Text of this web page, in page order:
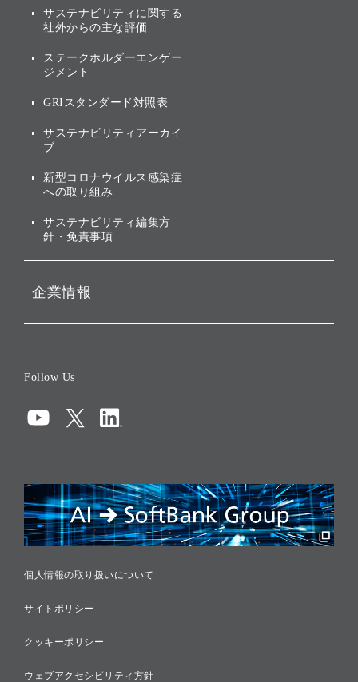
[AI] What dreams are made
その他
グループ企業一覧
業績・財務
アニュアルレポート
株主・投資家情報（IR）に
トップメッセージ
サステナビリティの考え方
ガバナンス
投資先のサステナビリティ
サステナビリティに関する
社外からの主な評価
ステークホルダーエンゲー
ジメント
GRIスタンダード対照表
サステナビリティアーカイ
ブ
新型コロナウイルス感染症
への取り組み
サステナビリティ編集方
針・免責事項
企業情報
コンプライアンス
リスクマネジメント
税務に対する取り組み
採用情報
Follow Us
個人情報の取り扱いについて
サイトポリシー
クッキーポリシー
ウェブアクセシビリティ方針